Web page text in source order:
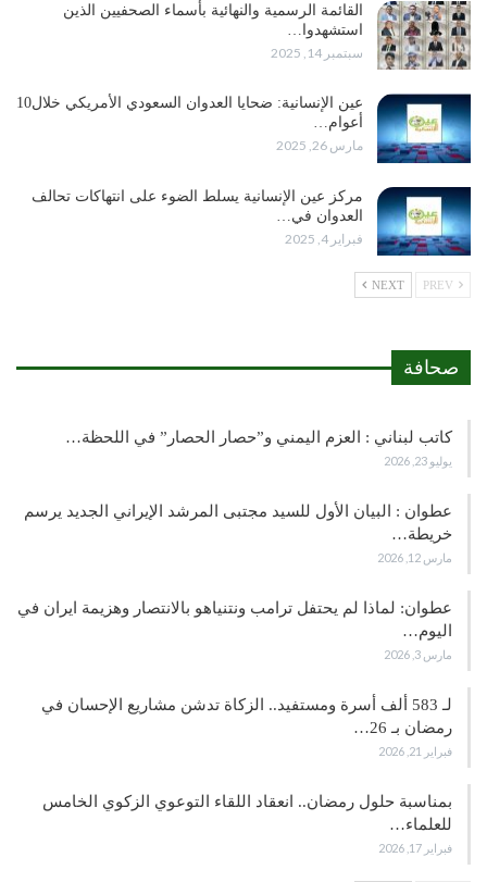
القائمة الرسمية والنهائية بأسماء الصحفيين الذين
استشهدوا…
سبتمبر 14, 2025
عين الإنسانية: ضحايا العدوان السعودي الأمريكي خلال10
أعوام…
مارس 26, 2025
مركز عين الإنسانية يسلط الضوء على انتهاكات تحالف
العدوان في…
فبراير 4, 2025
NEXT
صحافة
كاتب لبناني : العزم اليمني و”حصار الحصار” في اللحظة…
يوليو 23, 2026
عطوان : البيان الأول للسيد مجتبى المرشد الإيراني الجديد يرسم
خريطة…
مارس 12, 2026
عطوان: لماذا لم يحتفل ترامب ونتنياهو بالانتصار وهزيمة ايران في
اليوم…
مارس 3, 2026
لـ 583 ألف أسرة ومستفيد.. الزكاة تدشن مشاريع الإحسان في
رمضان بـ 26…
فبراير 21, 2026
بمناسبة حلول رمضان.. انعقاد اللقاء التوعوي الزكوي الخامس
للعلماء…
فبراير 17, 2026